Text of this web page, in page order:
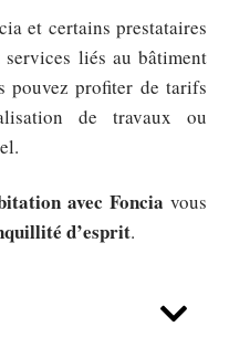
et certains prestataires
liés au bâtiment
profiter de tarifs
de travaux ou
avec Foncia vous
d’esprit.